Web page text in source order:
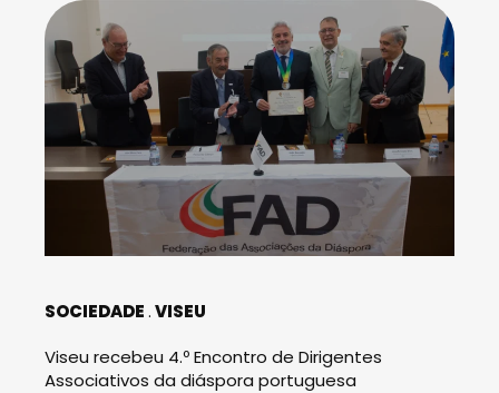
SOCIEDADE VISEU
Viseu recebeu 4.º Encontro de Dirigentes
Associativos da diáspora portuguesa